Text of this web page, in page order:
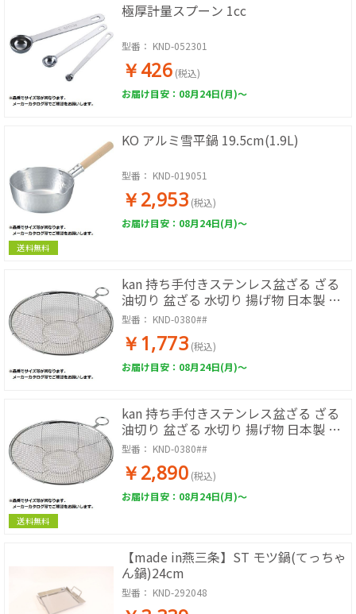
極厚計量スプーン 1cc
型番： KND-052301
￥426 (税込)
お届け目安：08月24日(月)～
送料無料
KO アルミ雪平鍋 19.5cm(1.9L)
型番： KND-019051
￥2,953 (税込)
お届け目安：08月24日(月)～
kan 持ち手付きステンレス盆ざる ざる
油切り 盆ざる 水切り 揚げ物 日本製 リ
ング付
型番： KND-0380##
￥1,773 (税込)
お届け目安：08月24日(月)～
送料無料
kan 持ち手付きステンレス盆ざる ざる
油切り 盆ざる 水切り 揚げ物 日本製 リ
ング付
型番： KND-0380##
￥2,890 (税込)
お届け目安：08月24日(月)～
【made in燕三条】ST モツ鍋(てっちゃ
ん鍋)24cm
型番： KND-292048